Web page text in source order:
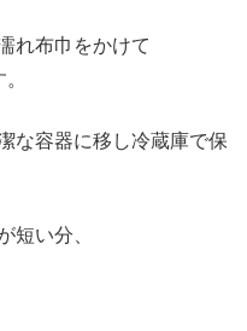
れ布巾をかけて
な容器に移し冷蔵庫で保
短い分、